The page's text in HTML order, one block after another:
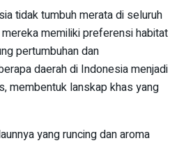
tidak tumbuh merata di seluruh
memiliki preferensi habitat
pertumbuhan dan
daerah di Indonesia menjadi
membentuk lanskap khas yang
yang runcing dan aroma